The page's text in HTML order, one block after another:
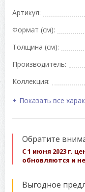
Артикул:
Формат (см):
Толщина (см):
Производитель:
Коллекция:
Показать все
Обратите
С 1 июня 2023 г.
обновляются и
Выгодное